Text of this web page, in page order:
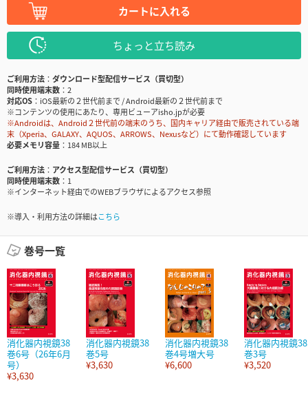
カートに入れる
ちょっと立ち読み
ご利用方法
ダウンロード型配信サービス（買切型）
同時使用端末数
2
対応OS
iOS最新の２世代前まで / Android最新の２世代前まで
※コンテンツの使用にあたり、専用ビューアisho.jpが必要
※Androidは、Android２世代前の端末のうち、国内キャリア経由で販売されている端
末（Xperia、GALAXY、AQUOS、ARROWS、Nexusなど）にて動作確認しています
必要メモリ容量
184 MB以上
ご利用方法
アクセス型配信サービス（買切型）
同時使用端末数
1
※インターネット経由でのWEBブラウザによるアクセス参照
※導入・利用方法の詳細はこちら
巻号一覧
消化器内視鏡38
巻6号（26年6月
号）
¥3,630
消化器内視鏡38
巻5号
¥3,630
消化器内視鏡38
巻4号増大号
¥6,600
消化器内視鏡38
巻3号
¥3,520